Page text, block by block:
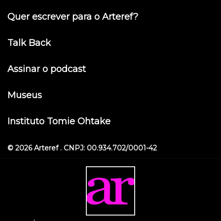
Quer escrever para o Arteref?
Talk Back
Assinar o podcast
Museus
Instituto Tomie Ohtake
© 2026 Arteref . CNPJ: 00.934.702/0001-42